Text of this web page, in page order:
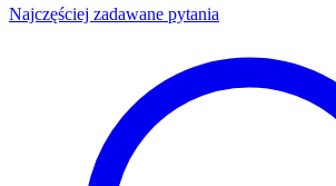
Najczęściej zadawane pytania